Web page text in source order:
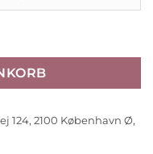
/ Whale blue“,
124, 2100 København Ø,